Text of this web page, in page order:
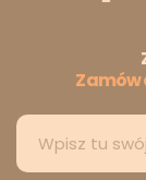
Zamów